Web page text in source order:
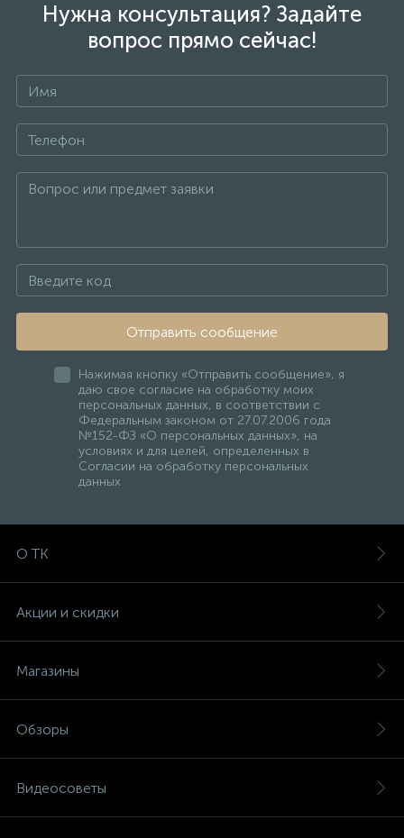
Нужна консультация? Задайте
вопрос прямо сейчас!
Отправить сообщение
Нажимая кнопку «Отправить сообщение», я
даю свое согласие на обработку моих
персональных данных, в соответствии с
Федеральным законом от 27.07.2006 года
№152-ФЗ «О персональных данных», на
условиях и для целей, определенных в
Согласии на обработку персональных
данных
О ТК
Акции и скидки
Магазины
Обзоры
Видеосоветы